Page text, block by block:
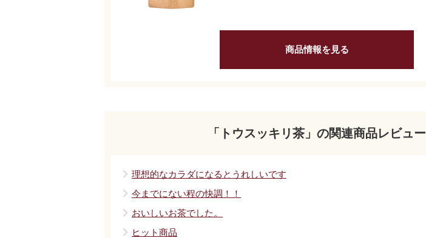
商品情報を見る
「トウスッキリ茶」の関連商品レビュー
理想的なカラダになるとうれしいです
今までにない程の快調！！
おいしいお茶でした。
ヒット商品